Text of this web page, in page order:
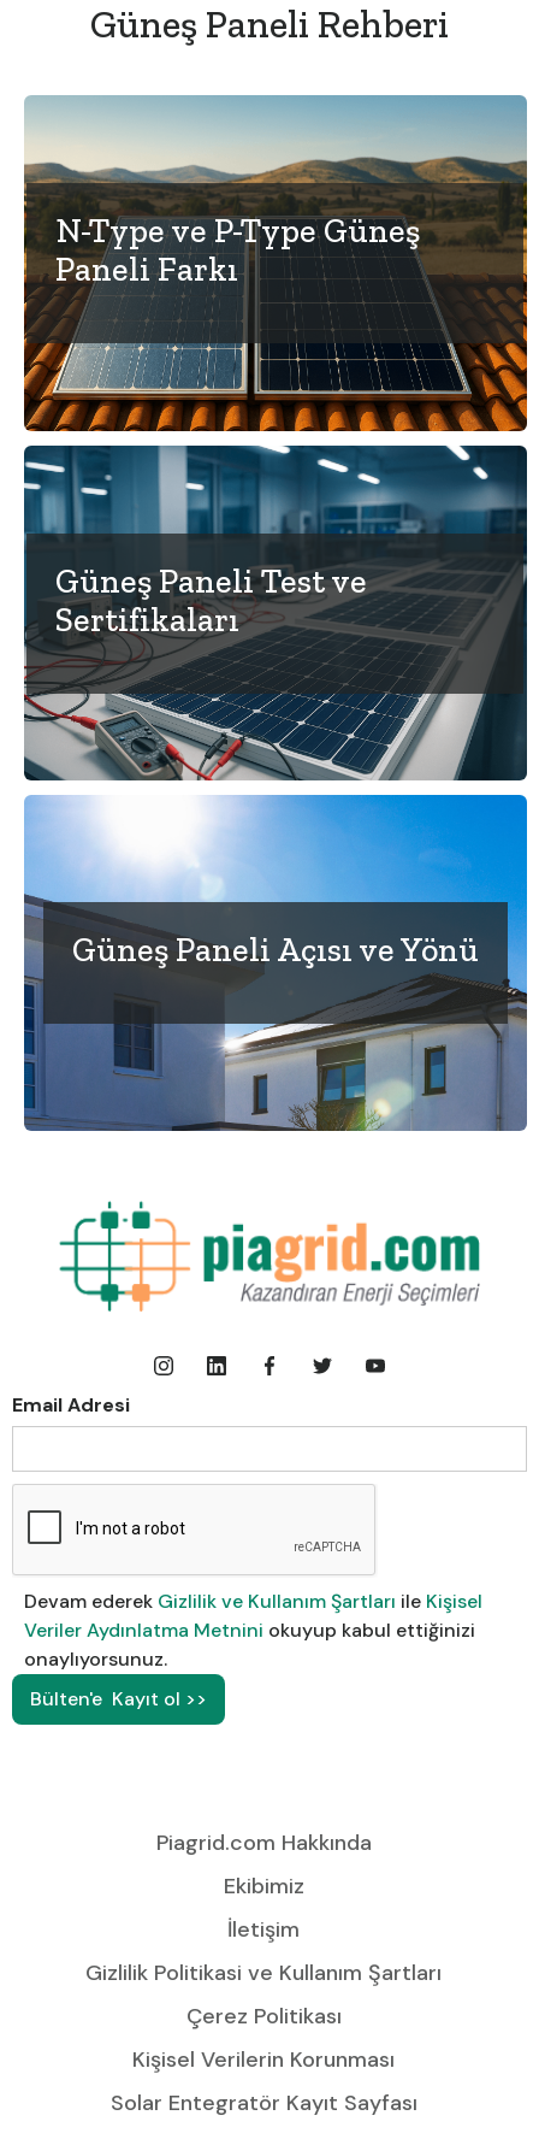
Güneş Paneli Rehberi
N-Type ve P-Type Güneş
Paneli Farkı
Güneş Paneli Test ve
Sertifikaları
Güneş Paneli Açısı ve Yönü
Email Adresi
Devam ederek Gizlilik ve Kullanım Şartları ile Kişisel
Veriler Aydınlatma Metnini okuyup kabul ettiğinizi
onaylıyorsunuz.
Piagrid.com Hakkında
Ekibimiz
İletişim
Gizlilik Politikasi ve Kullanım Şartları
Çerez Politikası
Kişisel Verilerin Korunması
Solar Entegratör Kayıt Sayfası